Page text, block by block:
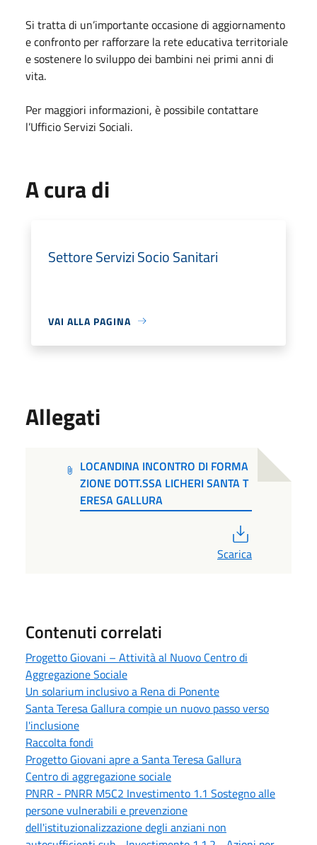
Si tratta di un’importante occasione di aggiornamento
e confronto per rafforzare la rete educativa territoriale
e sostenere lo sviluppo dei bambini nei primi anni di
vita.
Per maggiori informazioni, è possibile contattare
l’Ufficio Servizi Sociali.
A cura di
Settore Servizi Socio Sanitari
VAI ALLA PAGINA
Allegati
LOCANDINA INCONTRO DI FORMA
ZIONE DOTT.SSA LICHERI SANTA T
ERESA GALLURA
Scarica
Contenuti correlati
Progetto Giovani – Attività al Nuovo Centro di
Aggregazione Sociale
Un solarium inclusivo a Rena di Ponente
Santa Teresa Gallura compie un nuovo passo verso
l'inclusione
Raccolta fondi
Progetto Giovani apre a Santa Teresa Gallura
Centro di aggregazione sociale
PNRR - PNRR M5C2 Investimento 1.1 Sostegno alle
persone vulnerabili e prevenzione
dell'istituzionalizzazione degli anziani non